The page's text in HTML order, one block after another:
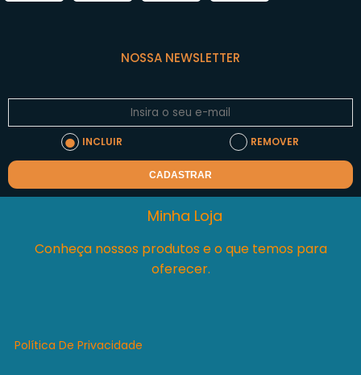
NOSSA NEWSLETTER
INCLUIR REMOVER
CADASTRAR
Minha Loja
Conheça nossos produtos e o que temos para
oferecer.
Política De Privacidade